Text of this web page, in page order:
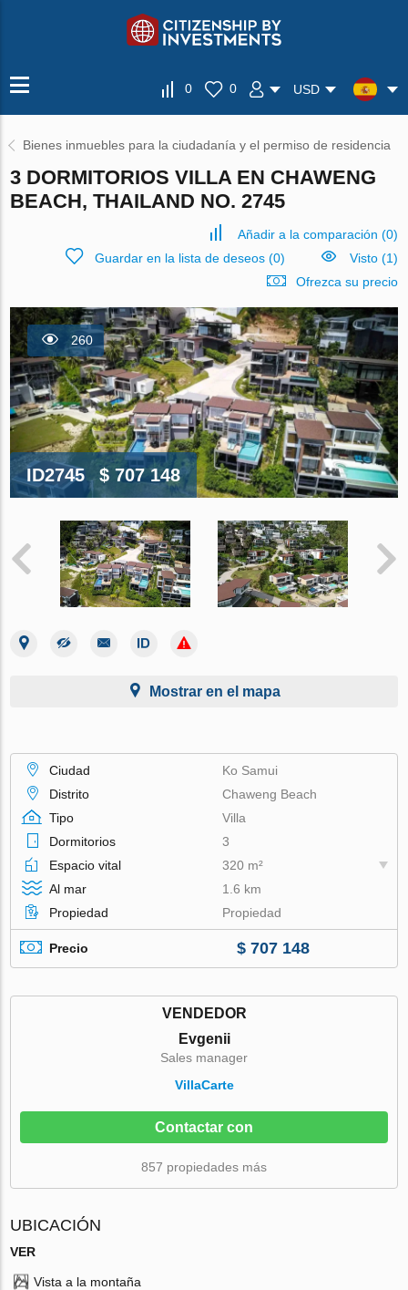
0 0 USD
Bienes inmuebles para la ciudadanía y el permiso de residencia
3 DORMITORIOS VILLA EN CHAWENG
BEACH, THAILAND NO. 2745
Añadir a la comparación (0)
Guardar en la lista de deseos(0)
Visto (1)
Ofrezca su precio
260
ID2745 $ 707 148
Mostrar en el mapa
Ciudad
Ko Samui
Distrito
Chaweng Beach
Tipo
Villa
Dormitorios
3
Espacio vital
320 m²
Al mar
1.6 km
Propiedad
Propiedad
Precio $ 707 148
VENDEDOR
Evgenii
Sales manager
VillaСarte
Contactar con
857 propiedades más
UBICACIÓN
VER
Vista a la montaña